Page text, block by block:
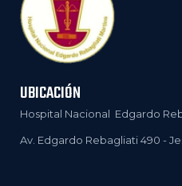
UBICACIÓN
Hospital Nacional Edgardo
Av. Edgardo Rebagliati 490 -